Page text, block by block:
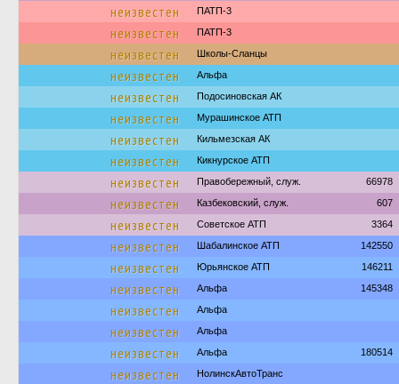
неизвестен ПАТП-3
неизвестен ПАТП-3
неизвестен Школы-Сланцы
неизвестен Альфа
неизвестен Подосиновская АК
неизвестен Мурашинское АТП
неизвестен Кильмезская АК
неизвестен Кикнурское АТП
неизвестен Правобережный, служ. 66978
неизвестен Казбековский, служ. 607
неизвестен Советское АТП 3364
неизвестен Шабалинское АТП 142550
неизвестен Юрьянское АТП 146211
неизвестен Альфа 145348
неизвестен Альфа
неизвестен Альфа
неизвестен Альфа 180514
неизвестен НолинскАвтоТранс